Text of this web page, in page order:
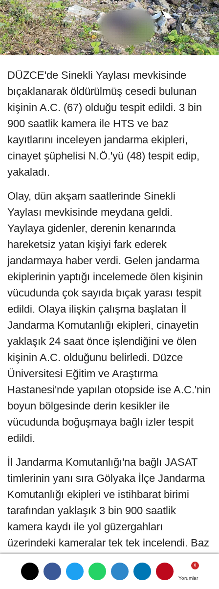
Yorumlar
Yorumlar
Yorumlar
Yorumlar
DÜZCE'de Sinekli Yaylası mevkisinde
bıçaklanarak öldürülmüş cesedi bulunan
kişinin A.C. (67) olduğu tespit edildi. 3 bin
900 saatlik kamera ile HTS ve baz
kayıtlarını inceleyen jandarma ekipleri,
cinayet şüphelisi N.Ö.'yü (48) tespit edip,
yakaladı.
Olay, dün akşam saatlerinde Sinekli
Yaylası mevkisinde meydana geldi.
Yaylaya gidenler, derenin kenarında
hareketsiz yatan kişiyi fark ederek
jandarmaya haber verdi. Gelen jandarma
ekiplerinin yaptığı incelemede ölen kişinin
vücudunda çok sayıda bıçak yarası tespit
edildi. Olaya ilişkin çalışma başlatan İl
Jandarma Komutanlığı ekipleri, cinayetin
yaklaşık 24 saat önce işlendiğini ve ölen
kişinin A.C. olduğunu belirledi. Düzce
Üniversitesi Eğitim ve Araştırma
Hastanesi'nde yapılan otopside ise A.C.'nin
boyun bölgesinde derin kesikler ile
vücudunda boğuşmaya bağlı izler tespit
edildi.
İl Jandarma Komutanlığı'na bağlı JASAT
timlerinin yanı sıra Gölyaka İlçe Jandarma
Komutanlığı ekipleri ve istihbarat birimi
tarafından yaklaşık 3 bin 900 saatlik
kamera kaydı ile yol güzergahları
üzerindeki kameralar tek tek incelendi. Baz
ve HTS kayıtlarının da analiz edilmesinin
ardından cinayet işlediği belirlenen N.Ö.,